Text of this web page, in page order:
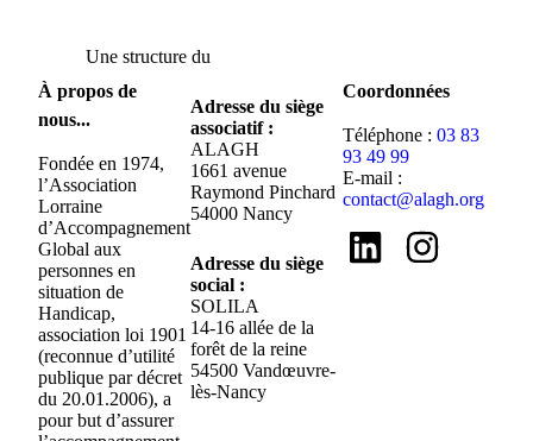
Une structure du
À propos de
nous...
Fondée en 1974,
l’Association
Lorraine
d’Accompagnement
Global aux
personnes en
situation de
Handicap,
association loi 1901
(reconnue d’utilité
publique par décret
du 20.01.2006), a
pour but d’assurer
Adresse du siège
associatif :
ALAGH
1661 avenue
Raymond Pinchard
54000 Nancy
Adresse du siège
social :
SOLILA
14-16 allée de la
forêt de la reine
54500 Vandœuvre-
lès-Nancy
Coordonnées
Téléphone : 03 83
93 49 99
E-mail :
contact@alagh.org